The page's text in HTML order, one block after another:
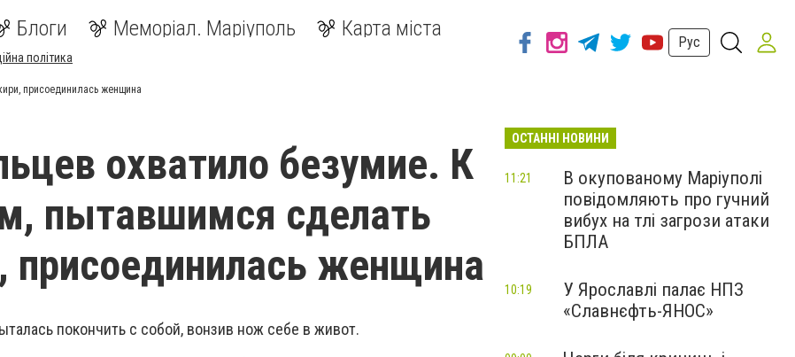
Блоги Меморіал. Маріуполь Карта міста
політика
Рус
присоединилась женщина
охватило безумие. К
пытавшимся сделать
присоединилась женщина
покончить с собой, вонзив нож себе в живот.
ОСТАННІ НОВИНИ
В окупованому Маріуполі
повідомляють про гучний
вибух на тлі загрози атаки
БПЛА
11:21
У Ярославлі палає НПЗ
«Славнєфть-ЯНОС»
10:19